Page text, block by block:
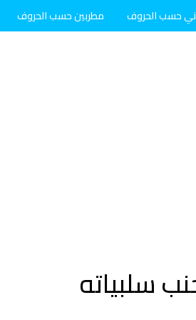
حسب الحروف مطربين حسب الحروف
سلبياته